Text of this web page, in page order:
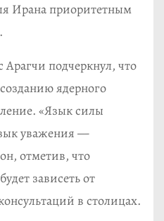
Ирана приоритетным
подчеркнул, что
ядерного
«Язык силы
уважения —
отметив, что
зависеть от
в столицах.